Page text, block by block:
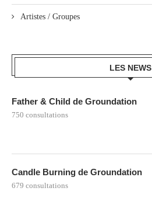
Artistes / Groupes
LES NEWS
Father & Child de Groundation
750 consultations
Candle Burning de Groundation
679 consultations